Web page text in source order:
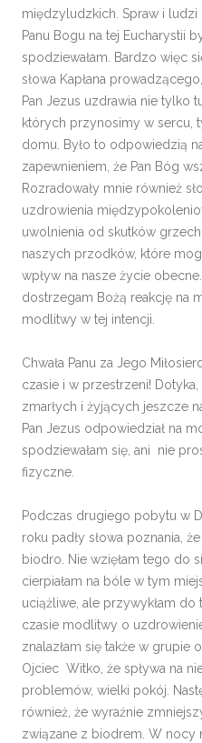
międzyludzkich. Spraw i
Panu Bogu na tej Eucharystii
spodziewałam. Bardzo więc
słowa Kapłana
Pan Jezus uzdrawia nie tylko
których przynosimy w sercu,
domu. Było to odpowiedzią
zapewnieniem, że Pan Bóg
Rozradowały mnie również
uzdrowienia
uwolnienia od skutków
naszych przodków, które
wpływ na nasze życie
dostrzegam Bożą reakcję na
modlitwy w tej intencji.
Chwała Panu za Jego
czasie i w przestrzeni!
zmarłych i żyjących jeszcze
Pan Jezus odpowiedział na
spodziewałam się, ani nie
fizyczne.
Podczas drugiego pobytu w
roku padły słowa poznania,
biodro. Nie wzięłam tego do
cierpiałam na bóle w tym
uciążliwe, ale przywykłam
czasie modlitwy o
znalazłam się także w grupie
Ojciec Witko, że spływa na
problemów, wielki pokój.
również, że wyraźnie
związane z biodrem. W nocy